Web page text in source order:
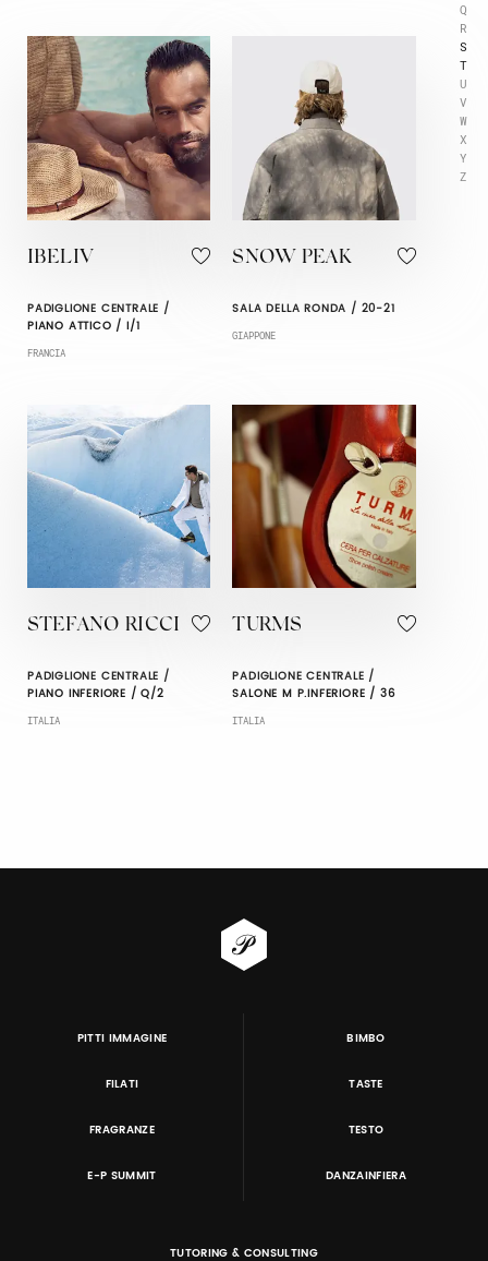
Q
R
S
T
U
V
W
X
Y
Z
IBELIV
PADIGLIONE CENTRALE /
PIANO ATTICO / I/1
FRANCIA
SNOW PEAK
SALA DELLA RONDA / 20-21
GIAPPONE
STEFANO RICCI
PADIGLIONE CENTRALE /
PIANO INFERIORE / Q/2
ITALIA
TURMS
PADIGLIONE CENTRALE /
SALONE M P.INFERIORE / 36
ITALIA
PITTI IMMAGINE BIMBO
FILATI TASTE
FRAGRANZE TESTO
E-P SUMMIT DANZAINFIERA
TUTORING & CONSULTING